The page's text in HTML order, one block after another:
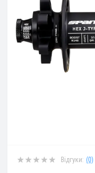
Відгуки: (0)